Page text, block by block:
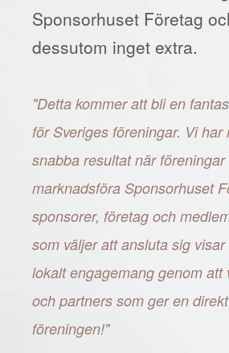
Sponsorhuset Företag
dessutom inget extra.
"Detta kommer att bli en
för Sveriges föreningar. Vi har
snabba resultat när
marknadsföra Sponsorhuset
sponsorer, företag och
som väljer att ansluta sig
lokalt engagemang genom att
och partners som ger en
föreningen!"